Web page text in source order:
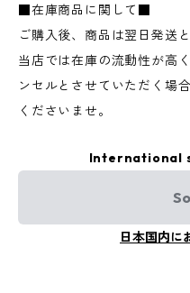
■在庫商品に関して■
ご購入後、商品は翌日発送
当店では在庫の流動性が高
ンセルとさせていただく場
くださいませ。
International
日本国内に